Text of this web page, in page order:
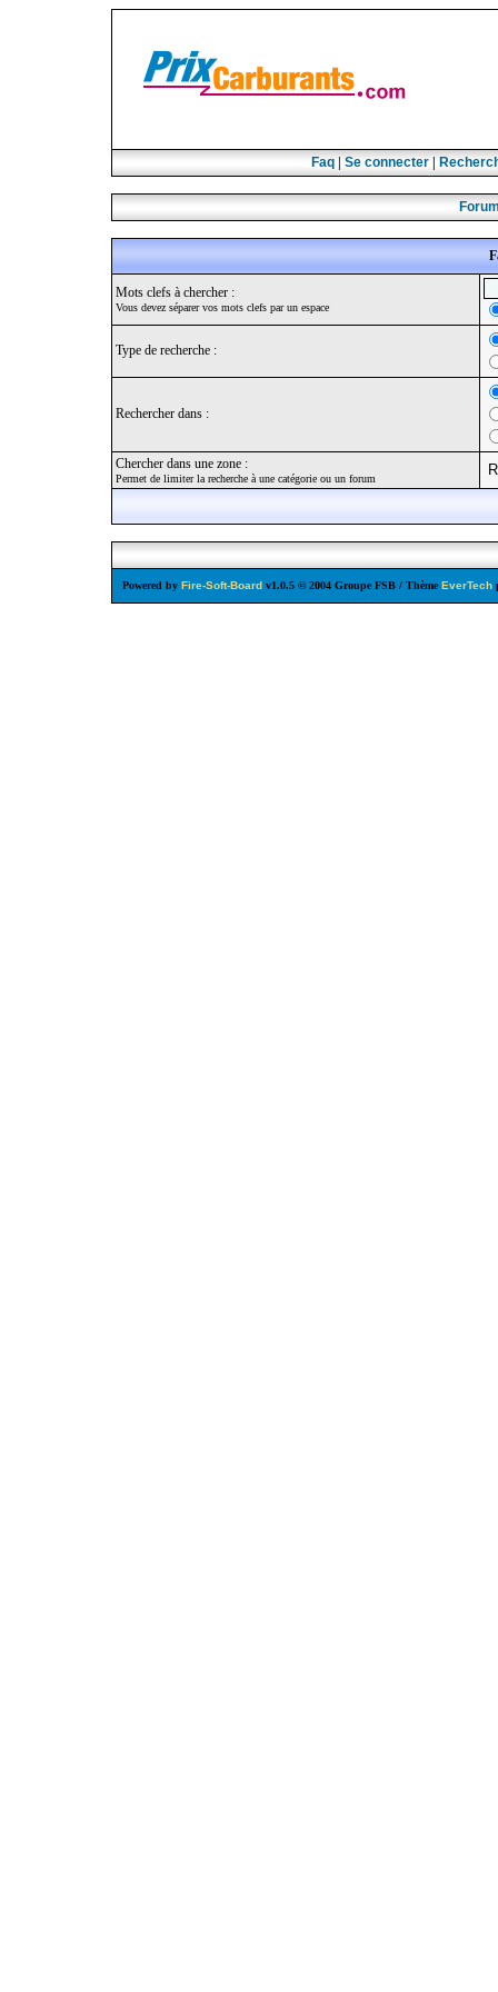
Faq| Se connecter|
Mots clefs à chercher :
Vous devez séparer vos mots clefs par un espace
Type de recherche :
Rechercher dans :
Chercher dans une zone :
Permet de limiter la recherche à une catégorie ou un forum
Powered by Fire-Soft-Board v1.0.5 © 2004 Groupe FSB / Thème EverTech